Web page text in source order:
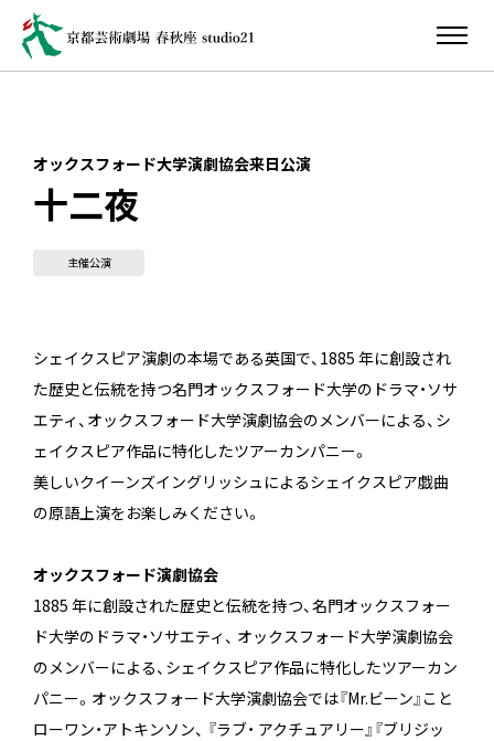
オックスフォード大学演劇協会来日公演
十二夜
主催公演
シェイクスピア演劇の本場である英国で、1885 年に創設され
た歴史と伝統を持つ名門オックスフォード大学のドラマ・ソサ
エティ、オックスフォード大学演劇協会のメンバーによる、シ
ェイクスピア作品に特化したツアーカンパニー。
美しいクイーンズイングリッシュによるシェイクスピア戯曲
の原語上演をお楽しみください。
オックスフォード演劇協会
1885 年に創設された歴史と伝統を持つ、名門オックスフォー
ド大学のドラマ・ソサエティ、 オックスフォード大学演劇協会
のメンバーによる、シェイクスピア作品に特化したツアーカン
パニー。オックスフォード大学演劇協会では『Mr.ビーン』こと
ローワン・アトキンソン、 『ラブ・ アクチュアリー』『ブリジッ